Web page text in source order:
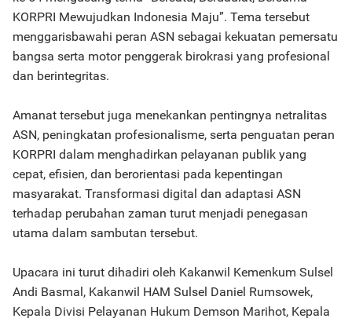
KORPRI Mewujudkan Indonesia Maju”. Tema tersebut
menggarisbawahi peran ASN sebagai kekuatan pemersatu
bangsa serta motor penggerak birokrasi yang profesional
dan berintegritas.
Amanat tersebut juga menekankan pentingnya netralitas
ASN, peningkatan profesionalisme, serta penguatan peran
KORPRI dalam menghadirkan pelayanan publik yang
cepat, efisien, dan berorientasi pada kepentingan
masyarakat. Transformasi digital dan adaptasi ASN
terhadap perubahan zaman turut menjadi penegasan
utama dalam sambutan tersebut.
Upacara ini turut dihadiri oleh Kakanwil Kemenkum Sulsel
Andi Basmal, Kakanwil HAM Sulsel Daniel Rumsowek,
Kepala Divisi Pelayanan Hukum Demson Marihot, Kepala